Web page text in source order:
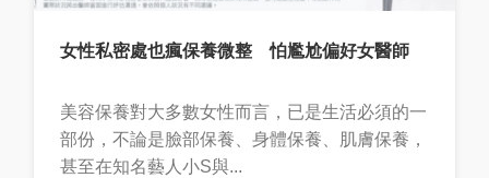
女性私密處也瘋保養微整 怕尷尬偏好女醫師
美容保養對大多數女性而言，已是生活必須的一
部份，不論是臉部保養、身體保養、肌膚保養，
甚至在知名藝人小S與...